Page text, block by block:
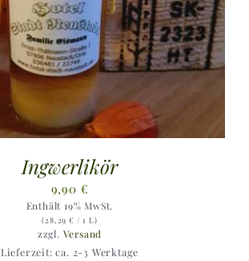
Ingwerlikör
9,90 €
Enthält 19% MwSt.
(28,29€ / 1 L)
zzgl. Versand
Lieferzeit: ca. 2-3 Werktage